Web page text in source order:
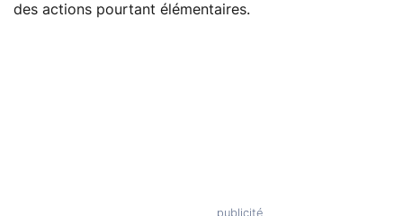
des actions pourtant élémentaires.